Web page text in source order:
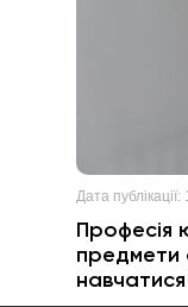
Дата публікації:
Професія
предмети